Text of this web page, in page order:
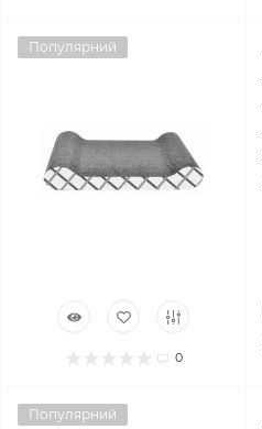
Популярний
0
Популярний